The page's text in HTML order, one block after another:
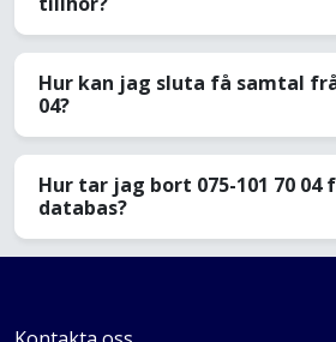
Hur kan jag sluta få samtal
04?
Hur tar jag bort 075-101 70 04
databas?